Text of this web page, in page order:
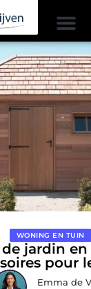
WONING EN TUIN
de jardin
pour
Emma de